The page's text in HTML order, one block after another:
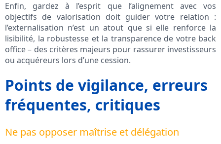
Enfin, gardez à l’esprit que l’alignement avec vos
objectifs de valorisation doit guider votre relation :
l’externalisation n’est un atout que si elle renforce la
lisibilité, la robustesse et la transparence de votre back
office – des critères majeurs pour rassurer investisseurs
ou acquéreurs lors d’une cession.
Points de vigilance, erreurs
fréquentes, critiques
Ne pas opposer maîtrise et délégation